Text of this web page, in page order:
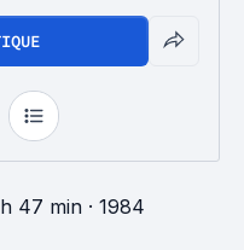
h 47 min · 1984